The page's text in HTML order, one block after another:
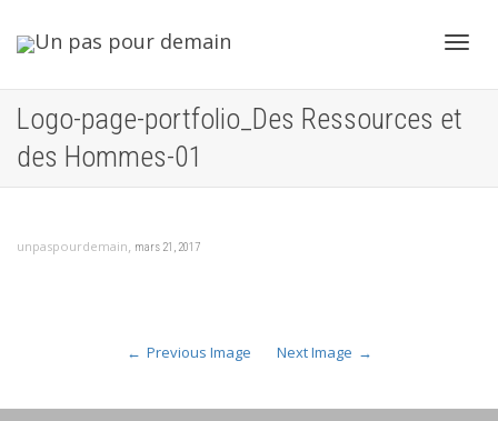
Logo-page-portfolio_Des Ressources et
des Hommes-01
unpaspourdemain, mars 21, 2017
Previous Image Next Image